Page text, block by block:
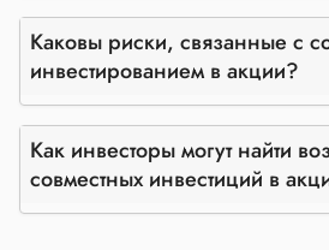
Каковы риски, связанные с
инвестированием в акции?
Как инвесторы могут найти
совместных инвестиций в